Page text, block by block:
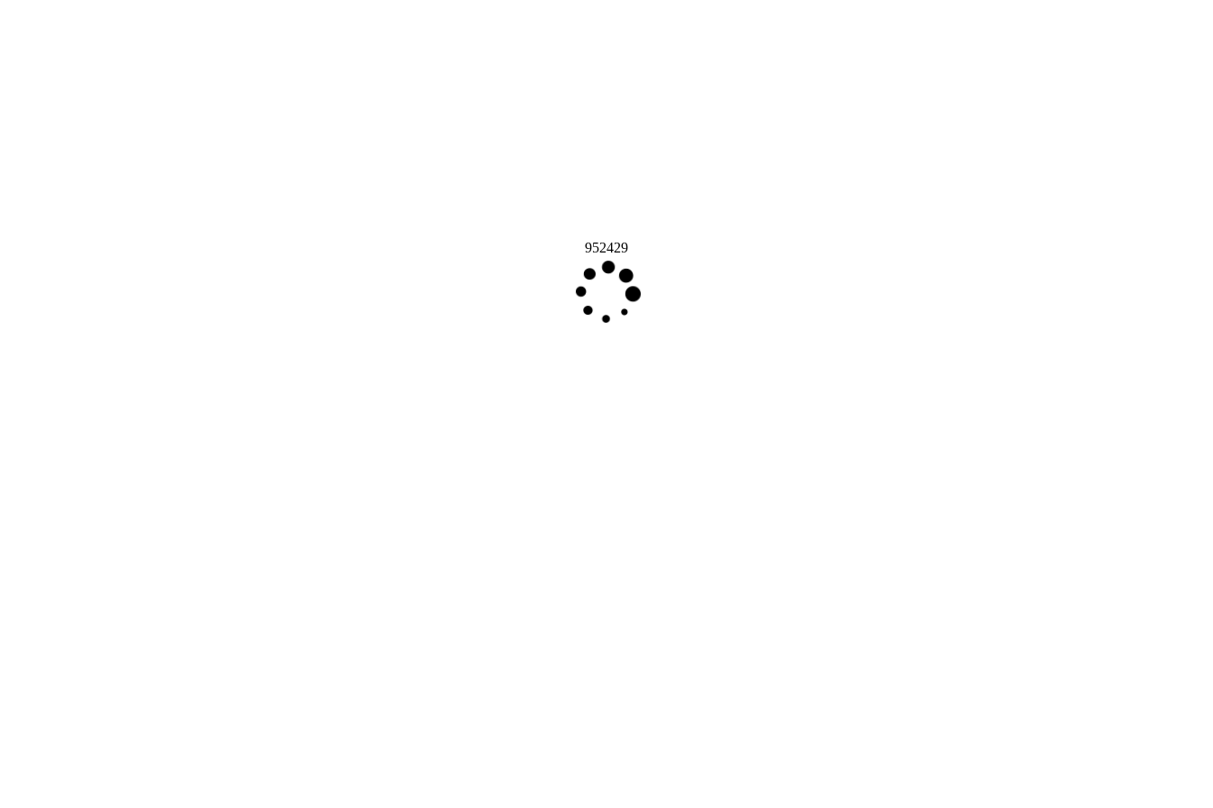
952429